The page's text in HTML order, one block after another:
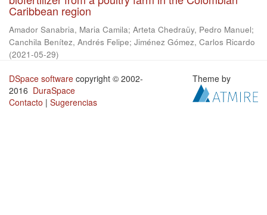
Caribbean region
Amador Sanabria, Maria Camila; Arteta Chedraüy, Pedro Manuel;
Canchila Benítez, Andrés Felipe; Jiménez Gómez, Carlos Ricardo
(2021-05-29)
DSpace software copyright © 2002-
2016 DuraSpace
Contacto | Sugerencias
Theme by